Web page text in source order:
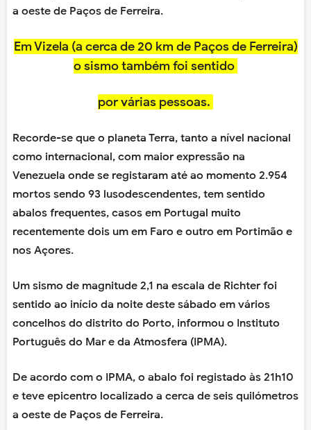
a oeste de Paços de Ferreira.
Em Vizela (a cerca de 20 km de Paços de Ferreira)
o sismo também foi sentido
por várias pessoas.
Recorde-se que o planeta Terra, tanto a nível nacional
como internacional, com maior expressão na
Venezuela onde se registaram até ao momento 2.954
mortos sendo 93 lusodescendentes, tem sentido
abalos frequentes, casos em Portugal muito
recentemente dois um em Faro e outro em Portimão e
nos Açores.
Um sismo de magnitude 2,1 na escala de Richter foi
sentido ao início da noite deste sábado em vários
concelhos do distrito do Porto, informou o Instituto
Português do Mar e da Atmosfera (IPMA).
De acordo com o IPMA, o abalo foi registado às 21h10
e teve epicentro localizado a cerca de seis quilómetros
a oeste de Paços de Ferreira.